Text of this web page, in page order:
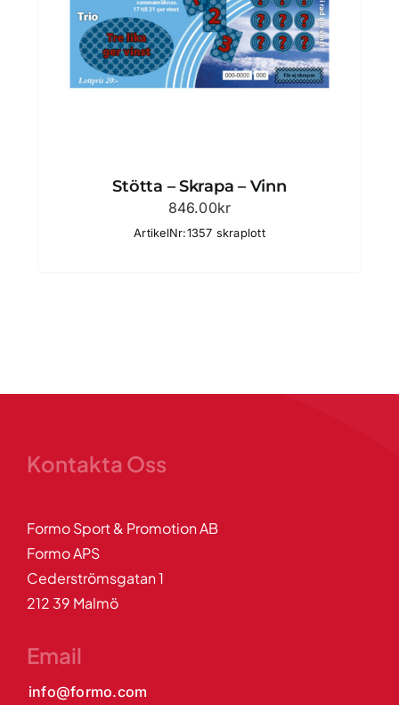
Stötta – Skrapa – Vinn
846.00kr
ArtikelNr:1357 skraplott
Kontakta Oss
Formo Sport & Promotion AB
Formo APS
Cederströmsgatan 1
212 39 Malmö
Email
info@formo.com